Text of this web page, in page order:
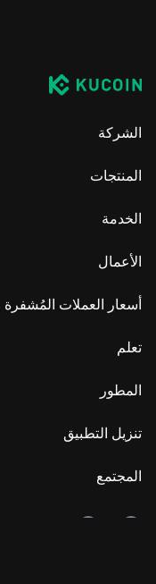
الشركة
المنتجات
الخدمة
الأعمال
أسعار العملات المُشفرة
تعلم
المطور
تنزيل التطبيق
المجتمع